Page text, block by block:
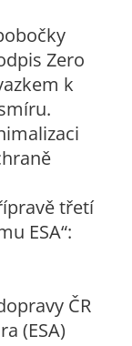
Zero
k
třetí
ESA“:
ČR
(ESA)